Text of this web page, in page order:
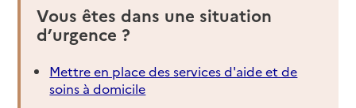
Vous êtes dans une situation
d’urgence ?
Mettre en place des services d'aide et de
soins à domicile